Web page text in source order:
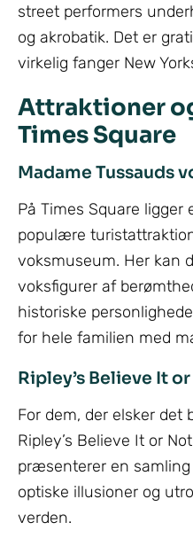
street performers
og akrobatik. Det er
virkelig fanger New
Attraktioner
Times Square
Madame Tussauds
På Times Square ligger
populære
voksmuseum. Her kan
voksfigurer af
historiske
for hele familien med
Ripley’s Believe It
For dem, der elsker
Ripley’s Believe It or
præsenterer en
optiske illusioner og
verden.